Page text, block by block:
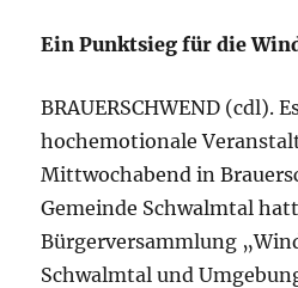
Ein Punktsieg für die
BRAUERSCHWEND (cdl).
hochemotionale
Mittwochabend in
Gemeinde Schwalmtal
Bürgerversammlung
Schwalmtal und